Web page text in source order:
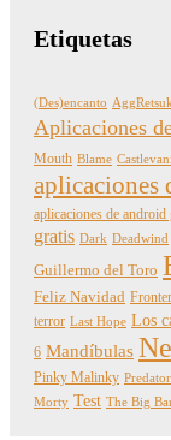
Etiquetas
(Des)encanto
Aplicaciones
Mouth Blame
aplicaciones
aplicaciones de
gratis Dark Deadwind
Guillermo del Toro
Feliz Navidad
terror Last Hope Los
6 Mandíbulas
Pinky Malinky Predator
Morty Test The Big